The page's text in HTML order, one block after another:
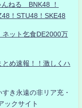
ねる BNK48 ！
！STU48！SKE48
ネット乞食DE2000万
とめ速報！！激しくハ
き永遠の非リア充・
ックサイト